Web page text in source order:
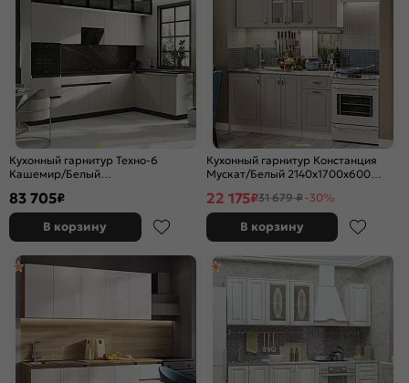
Кухонный гарнитур Техно-6
Кашемир/Белый
темный)
83 705₽
В корзину
Кухонный гарнитур Констанция
Мускат/Белый 2140x1700x600
22 175₽31 679 ₽ -30%
В корзину